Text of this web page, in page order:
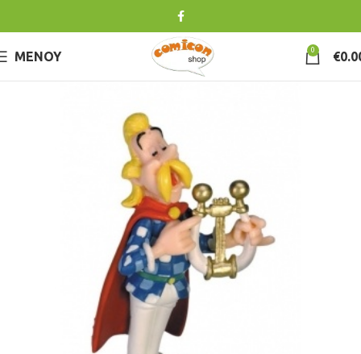
ΜΕΝΟΎ 0 €